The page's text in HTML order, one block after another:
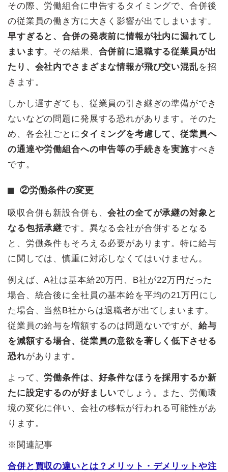
その際、労働組合に申告するタイミングで、合併後
の従業員の働き方に大きく影響が出てしまいます。
早すぎると、合併の発表前に情報が社内に漏れてし
まいます。その結果、 合併前に退職する従業員が出
たり、会社内でさまざまな情報が飛び交い混乱を招
きます。
しかし遅すぎても、従業員の引き継ぎの準備ができ
ないなどの問題に発展する恐れがあります。そのた
め、各会社ごとにタイミングを考慮して、従業員へ
の通達や労働組合への申告等の手続きを実施すべき
です。
②労働条件の変更
吸収合併も新設合併も、会社の全てが承継の対象と
なる包括承継です。異なる会社が合併するとなる
と、労働条件もそろえる必要があります。特に給与
に関しては、慎重に対応しなくてはいけません。
例えば、A社は基本給20万円、B社が22万円だった
場合、統合後に全社員の基本給を平均の21万円にし
た場合、当然B社からは退職者が出てしまいます。
従業員の給与を増額するのは問題ないですが、 給与
を減額する場合、従業員の意欲を著しく低下させる
恐れがあります。
よって、労働条件は、好条件なほうを採用するか新
たに設定するのが好ましいでしょう。また、労働環
境の変化に伴い、会社の移転が行われる可能性があ
ります。
※関連記事
合併と買収の違いとは？メリット・デメリットや注